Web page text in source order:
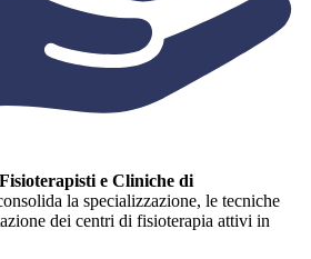
e Cliniche di
la specializzazione, le tecniche
dei centri di fisioterapia attivi in